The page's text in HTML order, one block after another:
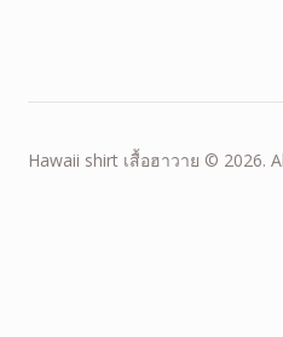
Hawaii shirt เสื้อฮาวาย © 2026.